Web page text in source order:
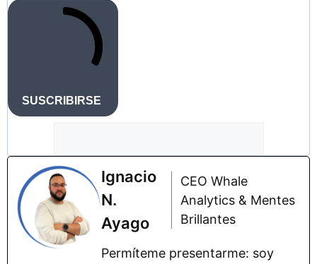
SUSCRIBIRSE
Ignacio
N.
Ayago
CEO Whale
Analytics & Mentes
Brillantes
Permíteme presentarme: soy